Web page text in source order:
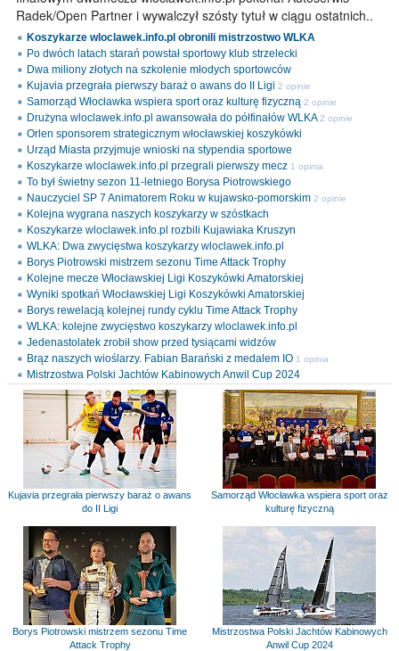
Radek/Open Partner i wywalczył szósty tytuł w ciągu ostatnich..
Koszykarze wloclawek.info.pl obronili mistrzostwo WLKA
Po dwóch latach starań powstał sportowy klub strzelecki
Dwa miliony złotych na szkolenie młodych sportowców
Kujavia przegrała pierwszy baraż o awans do II Ligi 2 opinie
Samorząd Włocławka wspiera sport oraz kulturę fizyczną 2 opinie
Drużyna wloclawek.info.pl awansowała do półfinałów WLKA 2 opinie
Orlen sponsorem strategicznym włocławskiej koszykówki
Urząd Miasta przyjmuje wnioski na stypendia sportowe
Koszykarze wloclawek.info.pl przegrali pierwszy mecz 1 opinia
To był świetny sezon 11-letniego Borysa Piotrowskiego
Nauczyciel SP 7 Animatorem Roku w kujawsko-pomorskim 2 opinie
Kolejna wygrana naszych koszykarzy w szóstkach
Koszykarze wloclawek.info.pl rozbili Kujawiaka Kruszyn
WLKA: Dwa zwycięstwa koszykarzy wloclawek.info.pl
Borys Piotrowski mistrzem sezonu Time Attack Trophy
Kolejne mecze Włocławskiej Ligi Koszykówki Amatorskiej
Wyniki spotkań Włocławskiej Ligi Koszykówki Amatorskiej
Borys rewelacją kolejnej rundy cyklu Time Attack Trophy
WLKA: kolejne zwycięstwo koszykarzy wloclawek.info.pl
Jedenastolatek zrobił show przed tysiącami widzów
Brąz naszych wioślarzy. Fabian Barański z medalem IO 1 opinia
Mistrzostwa Polski Jachtów Kabinowych Anwil Cup 2024
Kujavia przegrała pierwszy baraż o awans
do II Ligi
Samorząd Włocławka wspiera sport oraz
kulturę fizyczną
Borys Piotrowski mistrzem sezonu Time
Attack Trophy
Mistrzostwa Polski Jachtów Kabinowych
Anwil Cup 2024